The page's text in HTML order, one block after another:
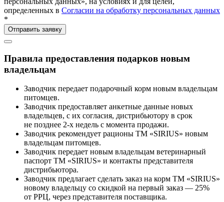
определенных в Согласии на обработку персональных данных
*
Правила предоставления подарков новым
владельцам
Заводчик передает подарочный корм новым владельцам
питомцев.
Заводчик предоставляет анкетные данные новых
владельцев, с их согласия, дистрибьютору в срок
не позднее 2-х недель с момента продажи.
Заводчик рекомендует рационы ТМ «SIRIUS» новым
владельцам питомцев.
Заводчик передает новым владельцам ветеринарный
паспорт ТМ «SIRIUS» и контакты представителя
дистрибьютора.
Заводчик предлагает сделать заказ на корм ТМ «SIRIUS»
новому владельцу со скидкой на первый заказ — 25%
от РРЦ, через представителя поставщика.